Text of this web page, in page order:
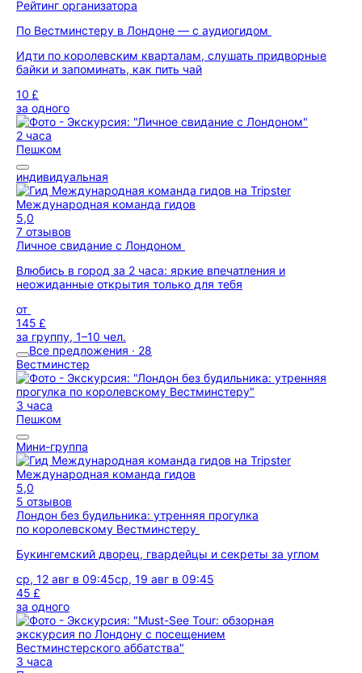
Рейтинг организатора
По Вестминстеру в Лондоне — с аудиогидом
Идти по королевским кварталам, слушать придворные
байки и запоминать, как пить чай
10 £
за одного
2 часа
Пешком
индивидуальная
Международная команда гидов
5,0
7 отзывов
Личное свидание с Лондоном
Влюбись в город за 2 часа: яркие впечатления и
неожиданные открытия только для тебя
от
145 £
за группу, 1–10 чел.
Все предложения · 28
Вестминстер
3 часа
Пешком
Мини-группа
Международная команда гидов
5,0
5 отзывов
Лондон без будильника: утренняя прогулка
по королевскому Вестминстеру
Букингемский дворец, гвардейцы и секреты за углом
ср, 12 авг в 09:45ср, 19 авг в 09:45
45 £
за одного
3 часа